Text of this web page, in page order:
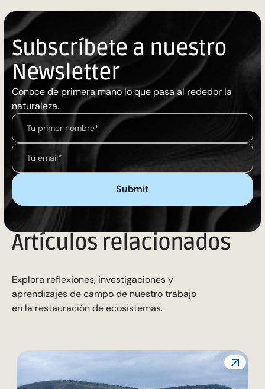
Subscríbete a nuestro
Newsletter
Conoce de primera mano lo que pasa al rededor la
naturaleza.
Artículos relacionados
Explora reflexiones, investigaciones y
aprendizajes de campo de nuestro trabajo
en la restauración de ecosistemas.